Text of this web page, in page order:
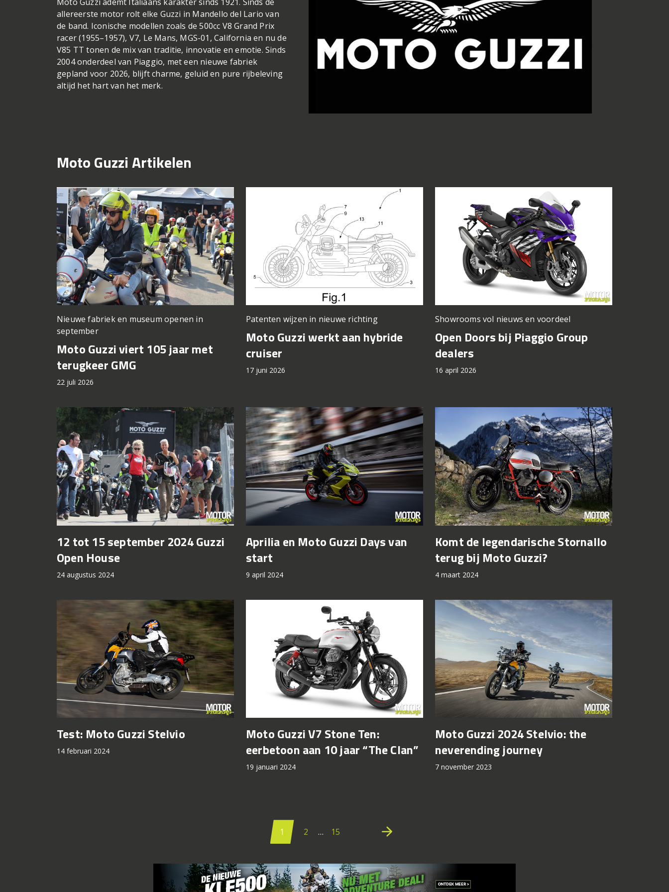
allereerste motor rolt elke Guzzi in Mandello del Lario van
de band. Iconische modellen zoals de 500cc V8 Grand Prix
racer (1955–1957), V7, Le Mans, MGS-01, California en nu de
V85 TT tonen de mix van traditie, innovatie en emotie. Sinds
2004 onderdeel van Piaggio, met een nieuwe fabriek
gepland voor 2026, blijft charme, geluid en pure rijbeleving
altijd het hart van het merk.
Moto Guzzi Artikelen
Nieuwe fabriek en museum openen in
september
Moto Guzzi viert 105 jaar met
terugkeer GMG
22 juli 2026
Patenten wijzen in nieuwe richting
Moto Guzzi werkt aan hybride
cruiser
17 juni 2026
Showrooms vol nieuws en voordeel
Open Doors bij Piaggio Group
dealers
16 april 2026
12 tot 15 september 2024 Guzzi
Open House
24 augustus 2024
Aprilia en Moto Guzzi Days van
start
9 april 2024
Komt de legendarische Stornallo
terug bij Moto Guzzi?
4 maart 2024
Test: Moto Guzzi Stelvio
14 februari 2024
Moto Guzzi V7 Stone Ten:
eerbetoon aan 10 jaar “The Clan”
19 januari 2024
Moto Guzzi 2024 Stelvio: the
neverending journey
7 november 2023
Berichten
paginering
1 2 … 15 arrow_forward